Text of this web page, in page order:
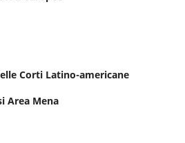
Corti Latino-americane
Area Mena